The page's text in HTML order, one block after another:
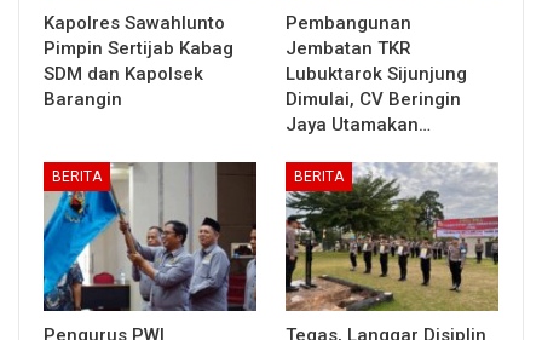
Kapolres Sawahlunto
Pimpin Sertijab Kabag
SDM dan Kapolsek
Barangin
Pembangunan
Jembatan TKR
Lubuktarok Sijunjung
Dimulai, CV Beringin
Jaya Utamakan…
BERITA
Pengurus PWI
BERITA
Tegas, Langgar Disiplin